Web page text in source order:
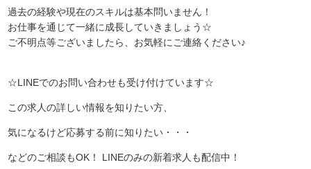
過去の経験や現在のスキルは基本問いません！
お仕事を通じて一緒に成長していきましょう☆
ご不明点等ございましたら、お気軽にご連絡ください♪
☆LINEでのお問い合わせも受け付けています☆
この求人の詳しい情報を知りたい方、
気になるけど応募する前に知りたい・・・
などのご相談もOK！ LINEのみの新着求人も配信中！